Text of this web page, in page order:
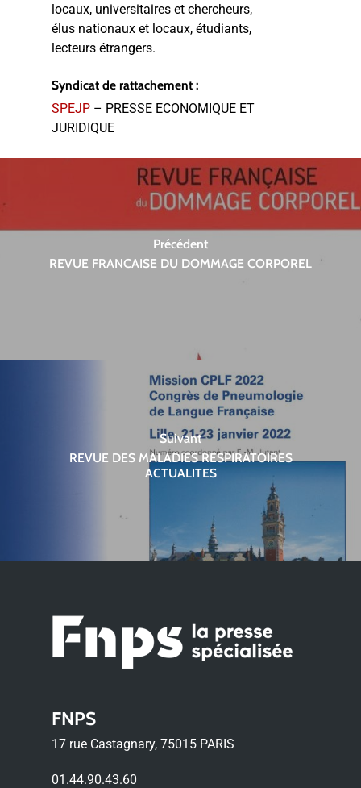
locaux, universitaires et chercheurs,
élus nationaux et locaux, étudiants,
lecteurs étrangers.
Syndicat de rattachement :
SPEJP – PRESSE ECONOMIQUE ET
JURIDIQUE
Précédent
REVUE FRANCAISE DU DOMMAGE CORPOREL
Suivant
REVUE DES MALADIES RESPIRATOIRES
ACTUALITES
FNPS
17 rue Castagnary, 75015 PARIS
01.44.90.43.60